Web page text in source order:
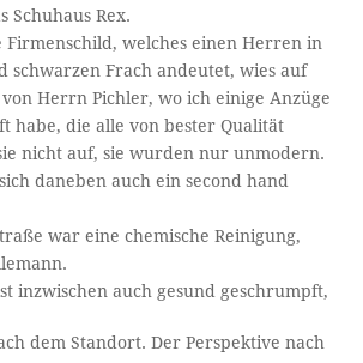
Schuhaus Rex.
Firmenschild, welches einen Herren in
schwarzen Frach andeutet, wies auf
von Herrn Pichler, wo ich einige Anzüge
habe, die alle von bester Qualität
nicht auf, sie wurden nur unmodern.
daneben auch ein second hand
war eine chemische Reinigung,
inzwischen auch gesund geschrumpft,
dem Standort. Der Perspektive nach